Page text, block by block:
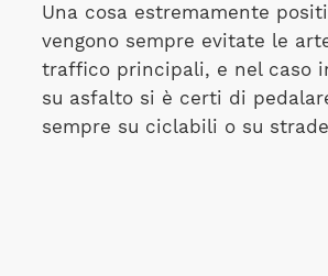
Una cosa estremamente
vengono sempre evitate le
traffico principali, e nel caso
su asfalto si è certi di
sempre su ciclabili o su